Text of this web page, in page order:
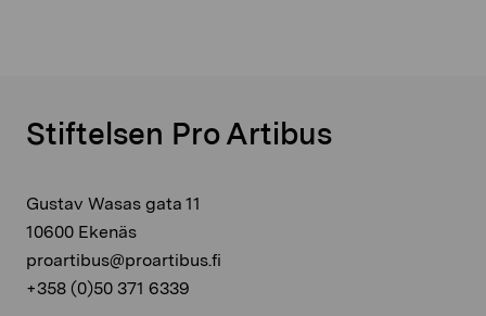
Stiftelsen Pro Artibus
Gustav Wasas gata 11
10600 Ekenäs
proartibus@proartibus.fi
+358 (0)50 371 6339